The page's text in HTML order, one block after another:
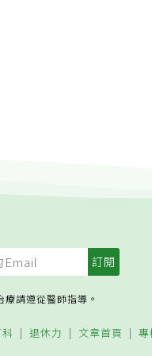
請遵從醫師指導。
退休力 文章首頁